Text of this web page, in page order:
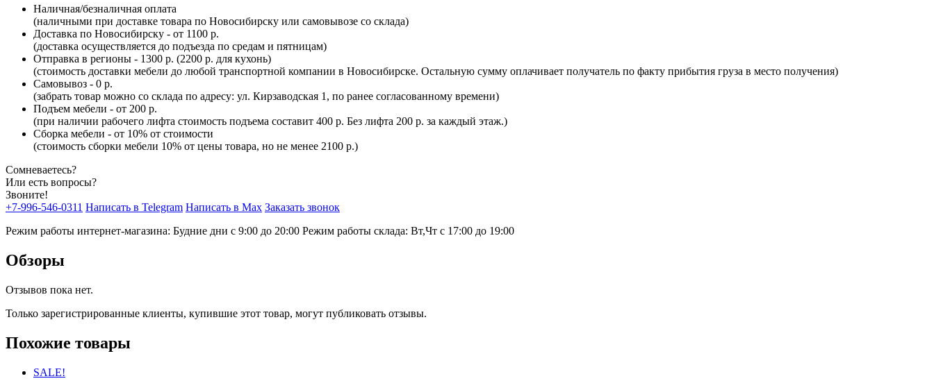
Наличная/безналичная оплата
(наличными при доставке товара по Новосибирску или самовывозе со склада)
Доставка по Новосибирску - от 1100 р.
(доставка осуществляется до подъезда по средам и пятницам)
Отправка в регионы - 1300 р. (2200 р. для кухонь)
(стоимость доставки мебели до любой транспортной компании в Новосибирске. Остальную сумму оплачивает получатель по факту прибытия груза в место получения)
Самовывоз - 0 р.
(забрать товар можно со склада по адресу: ул. Кирзаводская 1, по ранее согласованному времени)
Подъем мебели - от 200 р.
(при наличии рабочего лифта стоимость подъема составит 400 р. Без лифта 200 р. за каждый этаж.)
Сборка мебели - от 10% от стоимости
(стоимость сборки мебели 10% от цены товара, но не менее 2100 р.)
Сомневаетесь?
Или есть вопросы?
Звоните!
+7-996-546-0311 Написать в Telegram Написать в Max Заказать звонок
Режим работы интернет-магазина: Будние дни с 9:00 до 20:00 Режим работы склада: Вт,Чт с 17:00 до 19:00
Обзоры
Отзывов пока нет.
Только зарегистрированные клиенты, купившие этот товар, могут публиковать отзывы.
Похожие товары
SALE!